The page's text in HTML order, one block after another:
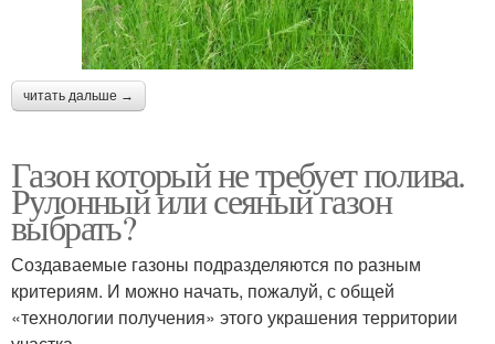
читать дальше →
Газон который не требует полива.
Рулонный или сеяный газон
выбрать?
Создаваемые газоны подразделяются по разным
критериям. И можно начать, пожалуй, с общей
«технологии получения» этого украшения территории